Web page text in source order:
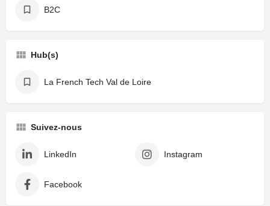
B2C
Hub(s)
La French Tech Val de Loire
Suivez-nous
LinkedIn Instagram
Facebook